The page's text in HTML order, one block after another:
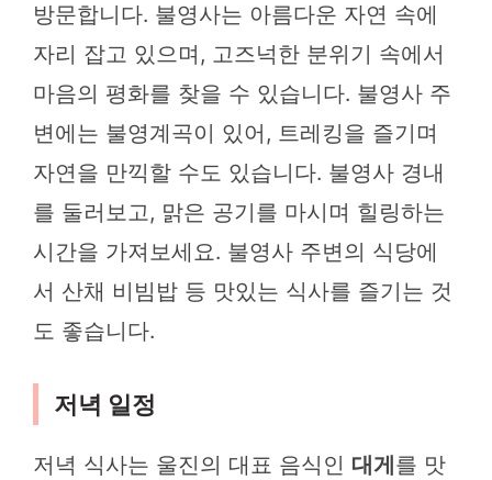
방문합니다. 불영사는 아름다운 자연 속에
자리 잡고 있으며, 고즈넉한 분위기 속에서
마음의 평화를 찾을 수 있습니다. 불영사 주
변에는 불영계곡이 있어, 트레킹을 즐기며
자연을 만끽할 수도 있습니다. 불영사 경내
를 둘러보고, 맑은 공기를 마시며 힐링하는
시간을 가져보세요. 불영사 주변의 식당에
서 산채 비빔밥 등 맛있는 식사를 즐기는 것
도 좋습니다.
저녁 일정
저녁 식사는 울진의 대표 음식인 대게를 맛